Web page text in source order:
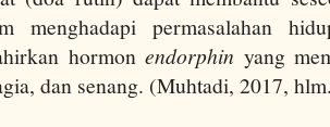
menghadapi permasalahan
hormonendorphin yang
dan senang. (Muhtadi, 2017,